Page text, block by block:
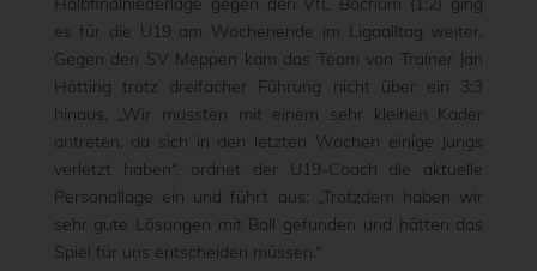
es für die U19 am Wochenende im Ligaalltag weiter.
Gegen den SV Meppen kam das Team von Trainer Jan
Hötting trotz dreifacher Führung nicht über ein 3:3
hinaus. „Wir mussten mit einem sehr kleinen Kader
antreten, da sich in den letzten Wochen einige Jungs
verletzt haben“, ordnet der U19-Coach die aktuelle
Personallage ein und führt aus: „Trotzdem haben wir
sehr gute Lösungen mit Ball gefunden und hätten das
Spiel für uns entscheiden müssen.“